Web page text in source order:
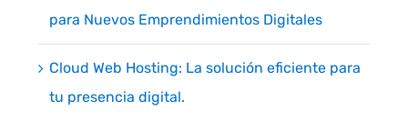
para Nuevos Emprendimientos Digitales
Cloud Web Hosting: La solución eficiente para
tu presencia digital.